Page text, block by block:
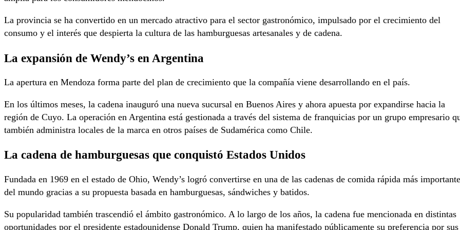
La provincia se ha convertido en un mercado atractivo para el sector gastronómico, impulsado por el crecimiento del
consumo y el interés que despierta la cultura de las hamburguesas artesanales y de cadena.
La expansión de Wendy’s en Argentina
La apertura en Mendoza forma parte del plan de crecimiento que la compañía viene desarrollando en el país.
En los últimos meses, la cadena inauguró una nueva sucursal en Buenos Aires y ahora apuesta por expandirse hacia la
región de Cuyo. La operación en Argentina está gestionada a través del sistema de franquicias por un grupo empresario
también administra locales de la marca en otros países de Sudamérica como Chile.
La cadena de hamburguesas que conquistó Estados Unidos
Fundada en 1969 en el estado de Ohio, Wendy’s logró convertirse en una de las cadenas de comida rápida más
del mundo gracias a su propuesta basada en hamburguesas, sándwiches y batidos.
Su popularidad también trascendió el ámbito gastronómico. A lo largo de los años, la cadena fue mencionada en distintas
oportunidades por el presidente estadounidense Donald Trump, quien ha manifestado públicamente su preferencia por sus